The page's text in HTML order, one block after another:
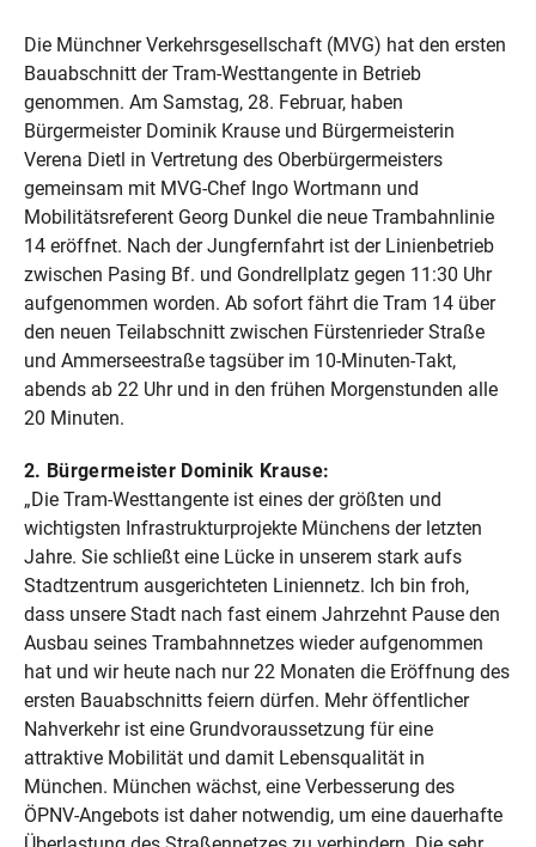
Die Münchner Verkehrsgesellschaft (MVG) hat den ersten
Bauabschnitt der Tram-Westtangente in Betrieb
genommen. Am Samstag, 28. Februar, haben
Bürgermeister Dominik Krause und Bürgermeisterin
Verena Dietl in Vertretung des Oberbürgermeisters
gemeinsam mit MVG-Chef Ingo Wortmann und
Mobilitätsreferent Georg Dunkel die neue Trambahnlinie
14 eröffnet. Nach der Jungfernfahrt ist der Linienbetrieb
zwischen Pasing Bf. und Gondrellplatz gegen 11:30 Uhr
aufgenommen worden. Ab sofort fährt die Tram 14 über
den neuen Teilabschnitt zwischen Fürstenrieder Straße
und Ammerseestraße tagsüber im 10-Minuten-Takt,
abends ab 22 Uhr und in den frühen Morgenstunden alle
20 Minuten.
2. Bürgermeister Dominik Krause:
„Die Tram-Westtangente ist eines der größten und
wichtigsten Infrastrukturprojekte Münchens der letzten
Jahre. Sie schließt eine Lücke in unserem stark aufs
Stadtzentrum ausgerichteten Liniennetz. Ich bin froh,
dass unsere Stadt nach fast einem Jahrzehnt Pause den
Ausbau seines Trambahnnetzes wieder aufgenommen
hat und wir heute nach nur 22 Monaten die Eröffnung des
ersten Bauabschnitts feiern dürfen. Mehr öffentlicher
Nahverkehr ist eine Grundvoraussetzung für eine
attraktive Mobilität und damit Lebensqualität in
München. München wächst, eine Verbesserung des
ÖPNV-Angebots ist daher notwendig, um eine dauerhafte